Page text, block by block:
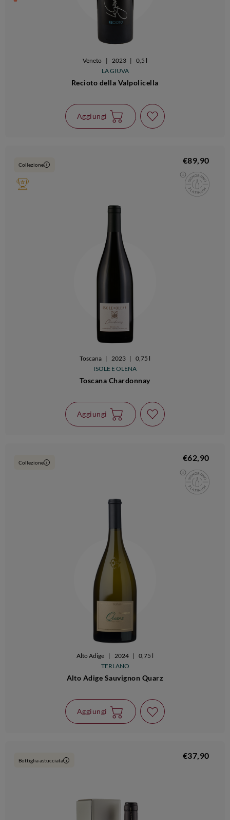
Veneto | 2023 | 0,5 l
LA GIUVA
Recioto della Valpolicella
Aggiungi
Collezione i €89,90
Toscana | 2023 |
0,75 l
ISOLE E OLENA
Toscana Chardonnay
Aggiungi
Collezione i €62,90
Alto Adige | 2024 | 0,75 l
TERLANO
Alto Adige Sauvignon Quarz
Aggiungi
Bottiglia astucciata i €37,90